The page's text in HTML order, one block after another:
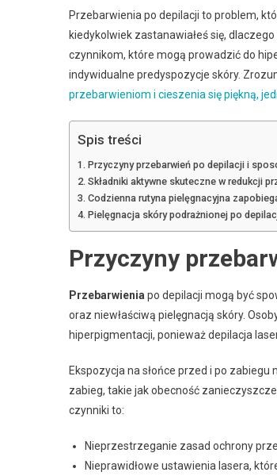
Przebarwienia po depilacji to problem,
kiedykolwiek zastanawiałeś się,
czynnikom, które mogą prowadzić do
indywidualne predyspozycje skóry.
przebarwieniom i cieszenia się piękną,
Spis treści
Przyczyny przebarwień po depilacji i
Składniki aktywne skuteczne w redukcji
Codzienna rutyna pielęgnacyjna
Pielęgnacja skóry podrażnionej po
Przyczyny
Przebarwienia po depilacji mogą być
oraz niewłaściwą pielęgnacją skóry.
hiperpigmentacji, ponieważ depilacja
Ekspozycja na słońce przed i po
zabieg, takie jak obecność
czynniki to:
Nieprzestrzeganie zasad ochrony
Nieprawidłowe ustawienia lasera,